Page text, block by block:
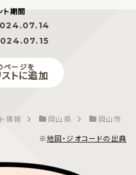
ト期間
ページを
トに追加
情報 岡山県
岡山市
※地図・ジオコードの出典